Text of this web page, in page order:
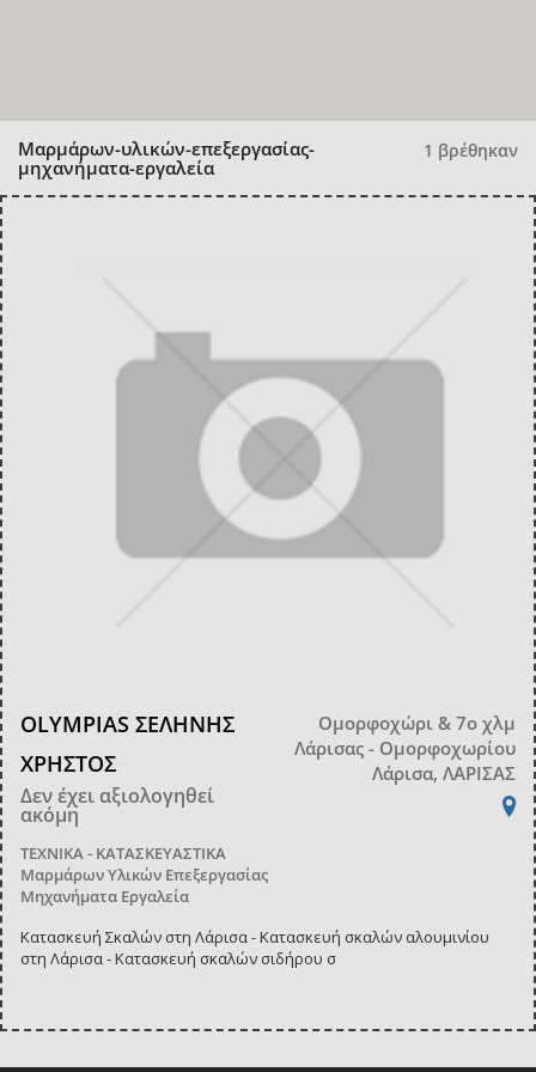
Μαρμάρων-υλικών-επεξεργασίας-
μηχανήματα-εργαλεία
1 βρέθηκαν
OLYMPIAS ΣΕΛΗΝΗΣ
ΧΡΗΣΤΟΣ
Δεν έχει αξιολογηθεί
ακόμη
ΤΕΧΝΙΚΑ - ΚΑΤΑΣΚΕΥΑΣΤΙΚΑ
Μαρμάρων Υλικών Επεξεργασίας
Μηχανήματα Εργαλεία
Ομορφοχώρι & 7ο χλμ
Λάρισας - Ομορφοχωρίου
Λάρισα, ΛΑΡΙΣΑΣ
Κατασκευή Σκαλών στη Λάρισα - Κατασκευή σκαλών αλουμινίου
στη Λάρισα - Κατασκευή σκαλών σιδήρου σ